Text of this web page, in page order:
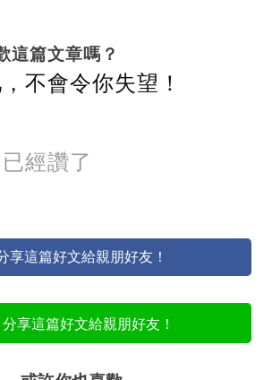
這篇文章嗎？
不會令你失望！
已經讚了
這篇好文給親朋好友！
分享這篇好文給親朋好友！